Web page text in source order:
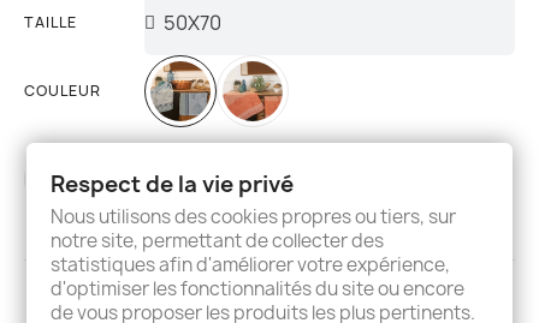
TAILLE
COULEUR
AJOUTER AU PANIER
Description Details Avis
Respect de la vie privé
Nous utilisons des cookies propres ou tiers, sur
notre site, permettant de collecter des
statistiques afin d'améliorer votre expérience,
d'optimiser les fonctionnalités du site ou encore
de vous proposer les produits les plus pertinents.